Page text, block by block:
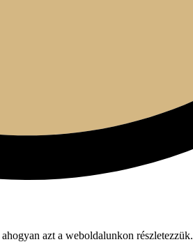
azt a weboldalunkon részletezzük.